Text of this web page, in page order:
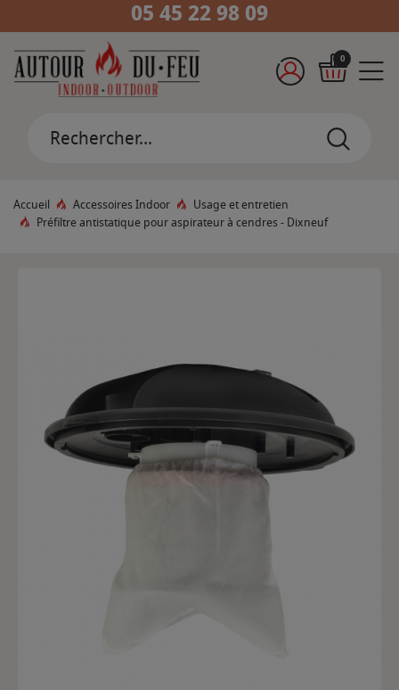
05 45 22 98 09
0
Accueil Accessoires Indoor
Usage et entretien
Préfiltre antistatique pour aspirateur à cendres - Dixneuf